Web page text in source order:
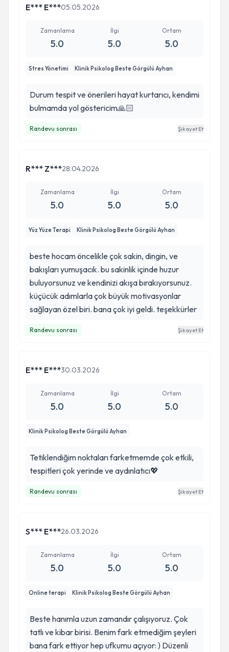
E*** E***05.05.2026
Zamanlama
5.0
İlgi
5.0
Ortam
5.0
Stres Yönetimi Klinik Psikolog Beste Görgülü Ayhan
Durum tespit ve önerileri hayat kurtarıcı, kendimi
bulmamda yol göstericim🙏🏻
Randevu sonrası Şikayet Et
R*** Z***28.04.2026
Zamanlama
5.0
İlgi
5.0
Ortam
5.0
Yüz Yüze Terapi Klinik Psikolog Beste Görgülü Ayhan
beste hocam öncelikle çok sakin, dingin, ve
bakışları yumuşacık. bu sakinlik içinde huzur
buluyorsunuz ve kendinizi akışa bırakıyorsunuz.
küçücük adımlarla çok büyük motivasyonlar
sağlayan özel biri. bana çok iyi geldi. teşekkürler
Randevu sonrası Şikayet Et
E*** E***30.03.2026
Zamanlama
5.0
İlgi
5.0
Ortam
5.0
Klinik Psikolog Beste Görgülü Ayhan
Tetiklendiğim noktaları farketmemde çok etkili,
tespitleri çok yerinde ve aydınlatıcı💖
Randevu sonrası Şikayet Et
S*** E***26.03.2026
Zamanlama
5.0
İlgi
5.0
Ortam
5.0
Online terapi Klinik Psikolog Beste Görgülü Ayhan
Beste hanımla uzun zamandır çalışıyoruz. Çok
tatlı ve kibar birisi. Benim fark etmediğim şeyleri
bana fark ettiyor hep ufkumu açıyor: ) Düzenli